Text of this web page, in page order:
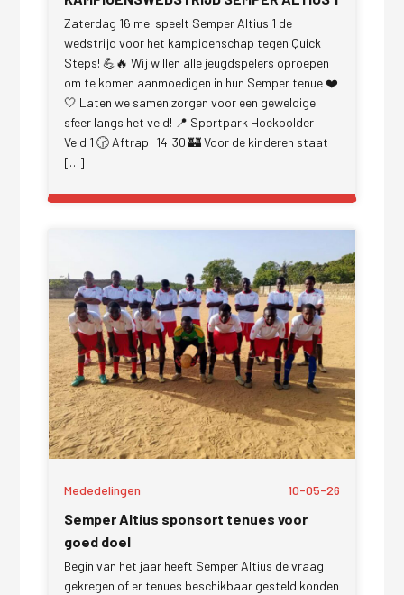
Zaterdag 16 mei speelt Semper Altius 1 de
wedstrijd voor het kampioenschap tegen Quick
Steps! 💪🔥 Wij willen alle jeugdspelers oproepen
om te komen aanmoedigen in hun Semper tenue ❤️
🤍 Laten we samen zorgen voor een geweldige
sfeer langs het veld! 📍 Sportpark Hoekpolder –
Veld 1 🕝 Aftrap: 14:30 🏰 Voor de kinderen staat
[…]
Mededelingen 10-05-26
Semper Altius sponsort tenues voor
goed doel
Begin van het jaar heeft Semper Altius de vraag
gekregen of er tenues beschikbaar gesteld konden